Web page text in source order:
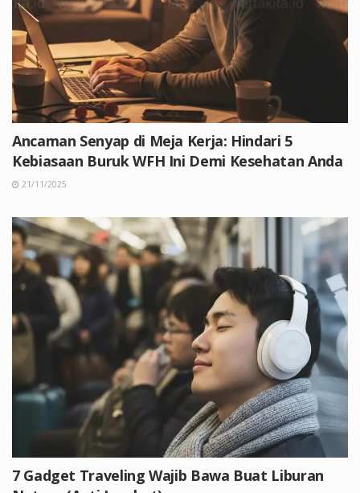
Ancaman Senyap di Meja Kerja: Hindari 5
Kebiasaan Buruk WFH Ini Demi Kesehatan Anda
21/11/2025
7 Gadget Traveling Wajib Bawa Buat Liburan